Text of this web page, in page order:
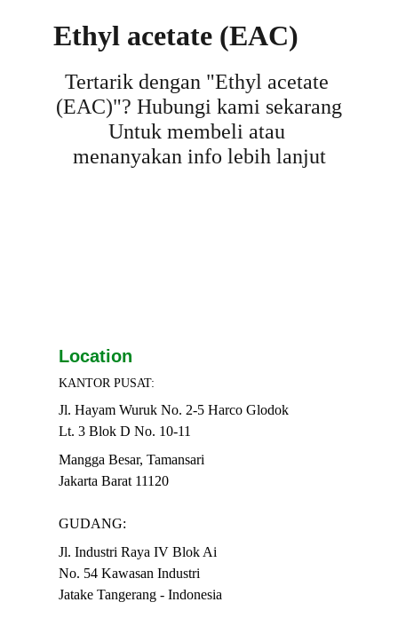
Ethyl acetate (EAC)
Tertarik dengan "Ethyl acetate
(EAC)"? Hubungi kami sekarang
Untuk membeli atau
menanyakan info lebih lanjut
Location
KANTOR PUSAT:
Jl. Hayam Wuruk No. 2-5 Harco Glodok
Lt. 3 Blok D No. 10-11
Mangga Besar, Tamansari
Jakarta Barat 11120
GUDANG:
Jl. Industri Raya IV Blok Ai
No. 54 Kawasan Industri
Jatake Tangerang - Indonesia